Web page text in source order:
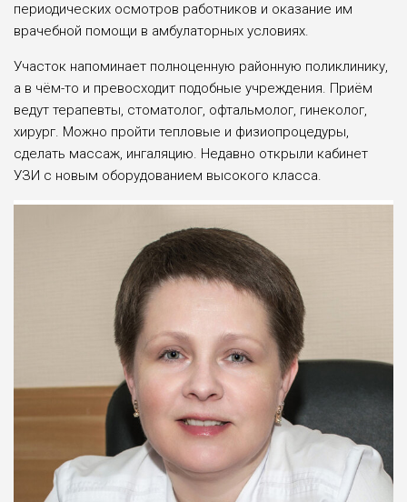
периодических осмотров работников и оказа­ние им
врачебной помощи в амбулаторных условиях.
Участок напоминает полноценную районную поликлинику,
а в чём-то и превосходит подобные учреждения. Приём
ведут терапевты, стомато­лог, офтальмолог, гинеколог,
хирург. Можно пройти тепловые и физио­процедуры,
сделать массаж, ингаляцию. Недавно открыли кабинет
УЗИ с новым оборудованием высокого класса.